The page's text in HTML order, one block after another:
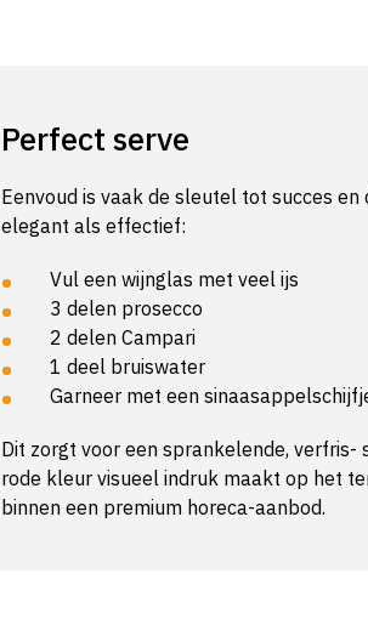
Perfect serve
Eenvoud is vaak de sleutel tot succes
elegant als effectief:
Vul een wijnglas met veel ijs
3 delen prosecco
2 delen Campari
1 deel bruiswater
Garneer met een
Dit zorgt voor een sprankelende,
rode kleur visueel indruk maakt op het
binnen een premium horeca-aanbod.